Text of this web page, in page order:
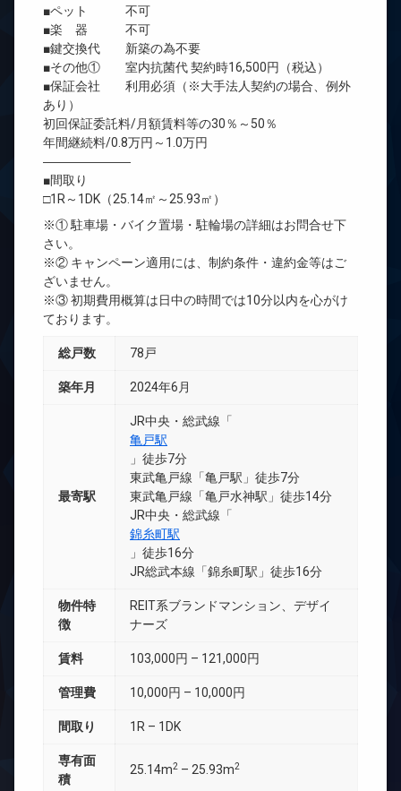
■ペット 不可
■楽 器 不可
■鍵交換代 新築の為不要
■その他① 室内抗菌代 契約時16,500円（税込）
■保証会社 利用必須（※大手法人契約の場合、例外
あり）
初回保証委託料/月額賃料等の30％～50％
年間継続料/0.8万円～1.0万円
―――――――
■間取り
□1R～1DK（25.14㎡～25.93㎡）
※① 駐車場・バイク置場・駐輪場の詳細はお問合せ下
さい。
※② キャンペーン適用には、制約条件・違約金等はご
ざいません。
※③ 初期費用概算は日中の時間では10分以内を心がけ
ております。
総戸数 78戸
築年月 2024年6月
最寄駅
JR中央・総武線「
亀戸駅
」徒歩7分
東武亀戸線「亀戸駅」徒歩7分
東武亀戸線「亀戸水神駅」徒歩14分
JR中央・総武線「
錦糸町駅
」徒歩16分
JR総武本線「錦糸町駅」徒歩16分
物件特
徴
REIT系ブランドマンション、デザイ
ナーズ
賃料 103,000円 – 121,000円
管理費 10,000円 – 10,000円
間取り 1R – 1DK
専有面
積
25.14m2 – 25.93m2